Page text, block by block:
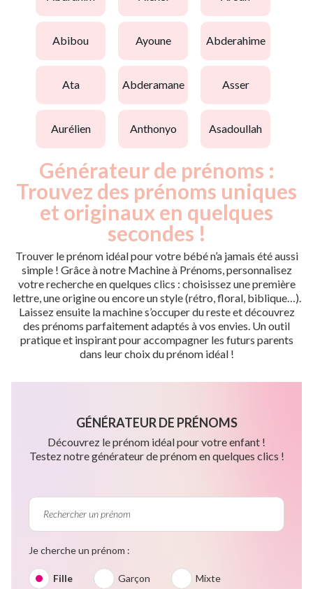
abibou ayoune abderahime
ata abderamane asser
aurélien anthonyo asadoullah
Générateur de prénoms :
Trouvez des prénoms uniques
et originaux en quelques
secondes !
Trouver le prénom idéal pour votre bébé n’a jamais été aussi
simple ! Grâce à notre Machine à Prénoms, personnalisez
votre recherche en quelques clics : choisissez une première
lettre, une origine ou encore un style (rétro, floral, biblique…).
Laissez ensuite la machine s’occuper du reste et découvrez
des prénoms parfaitement adaptés à vos envies. Un outil
pratique et inspirant pour accompagner les futurs parents
dans leur choix du prénom idéal !
GÉNÉRATEUR DE PRÉNOMS
Découvrez le prénom idéal pour votre enfant !
Testez notre générateur de prénom en quelques clics !
Je cherche un prénom :
Fille Garçon Mixte